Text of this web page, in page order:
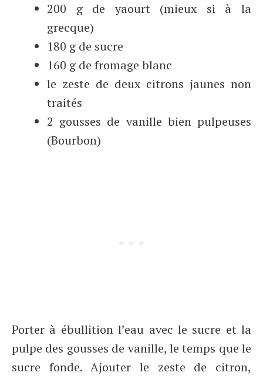
200 g de yaourt (mieux si à la
grecque)
180 g de sucre
160 g de fromage blanc
le zeste de deux citrons jaunes non
traités
2 gousses de vanille bien pulpeuses
(Bourbon)
Porter à ébullition l’eau avec le sucre et la
pulpe des gousses de vanille, le temps que le
sucre fonde. Ajouter le zeste de citron,